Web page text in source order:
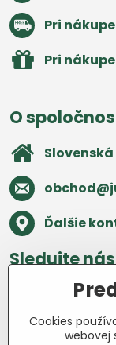
Pri
Pri
O
Ďalšie
Sledujte
Facebook
Všetko o
Cookies
webovej